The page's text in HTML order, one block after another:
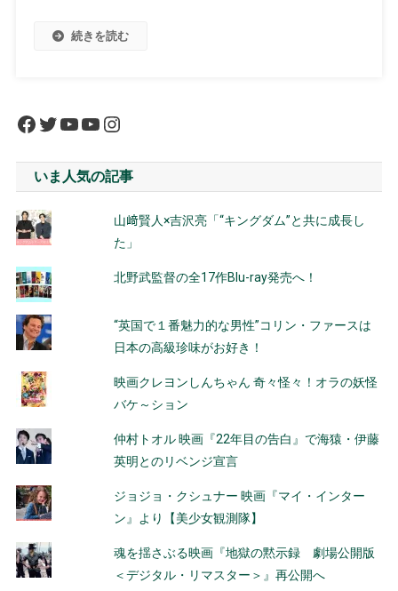
続きを読む
Facebook
Twitter
YouTube
YouTube
Instagram
いま人気の記事
山﨑賢人×吉沢亮「“キングダム”と共に成長し
た」
北野武監督の全17作Blu-ray発売へ！
“英国で１番魅力的な男性”コリン・ファースは
日本の高級珍味がお好き！
映画クレヨンしんちゃん 奇々怪々！オラの妖怪
バケ～ション
仲村トオル 映画『22年目の告白』で海猿・伊藤
英明とのリベンジ宣言
ジョジョ・クシュナー 映画『マイ・インター
ン』より【美少女観測隊】
魂を揺さぶる映画『地獄の黙示録 劇場公開版
＜デジタル・リマスター＞』再公開へ